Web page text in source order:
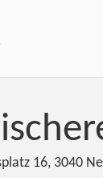
16, 3040